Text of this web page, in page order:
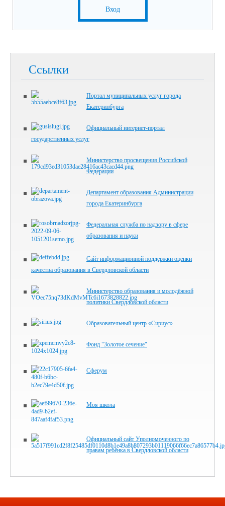
Вход
Ссылки
Портал муниципальных услуг города
Екатеринбурга
Официальный интернет-портал
государственных услуг
Министерство просвещения Российской
Федерации
Департамент образования Администрации
города Екатеринбурга
Федеральная служба по надзору в сфере
образования и науки
Сайт информационной поддержки оценки
качества образования в Свердловской области
Министерство образования и молодёжной
политики Свердловской области
Образовательный центр «Сириус»
Фонд "Золотое сечение"
Сферум
Моя школа
Официальный сайт Уполномоченного по
правам ребёнка в Свердловской области